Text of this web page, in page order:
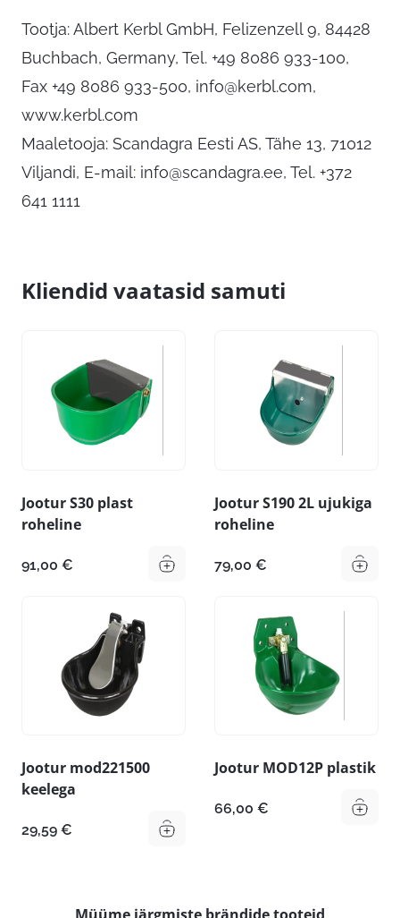
Tootja: Albert Kerbl GmbH, Felizenzell 9, 84428
Buchbach, Germany, Tel. +49 8086 933-100,
Fax +49 8086 933-500, info@kerbl.com,
www.kerbl.com
Maaletooja: Scandagra Eesti AS, Tähe 13, 71012
Viljandi, E-mail: info@scandagra.ee, Tel. +372
641 1111
Kliendid vaatasid samuti
Jootur S30 plast
roheline
91,00 €
Jootur S190 2L ujukiga
roheline
79,00 €
Jootur mod221500
keelega
29,59 €
Jootur MOD12P plastik
66,00 €